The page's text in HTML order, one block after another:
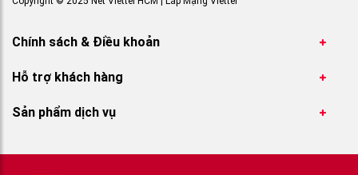
Chính sách & Điều khoản
Hỗ trợ khách hàng
Sản phẩm dịch vụ